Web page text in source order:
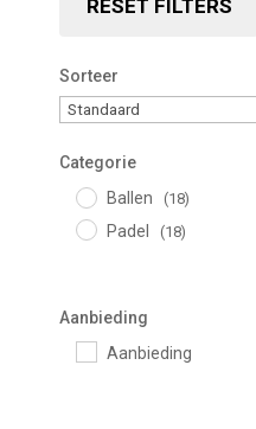
RESET FILTERS
Sorteer
Sorteer producten
Categorie
Ballen
(18)
Padel (18)
Aanbieding
Aanbieding